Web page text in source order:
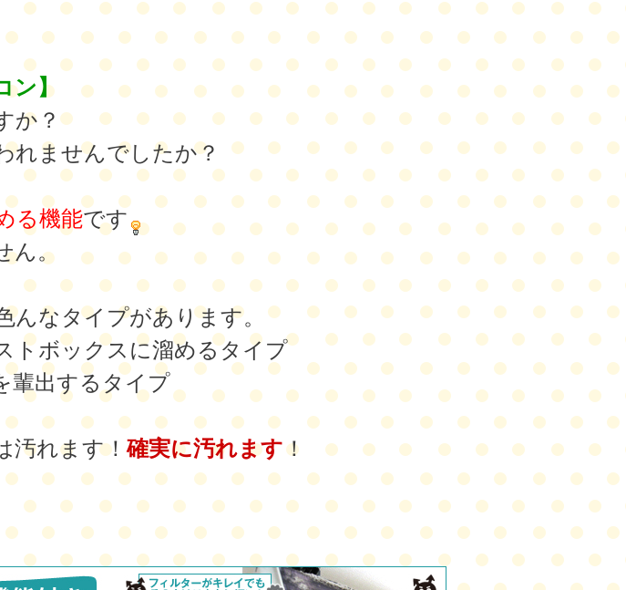
ン】
か？
れませんでしたか？
る機能です
ん。
なタイプがあります。
トボックスに溜めるタイプ
輩出するタイプ
汚れます！確実に汚れます！